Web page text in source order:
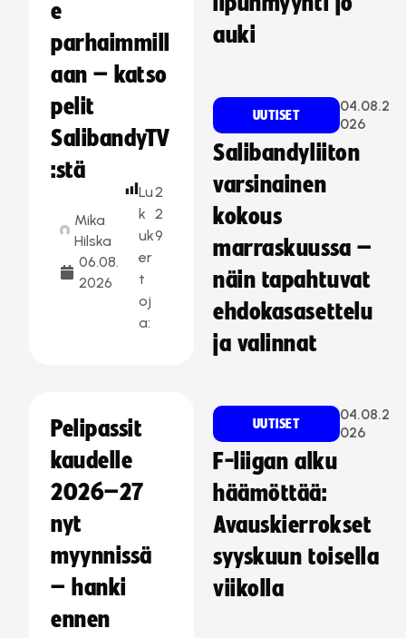
e
parhaimmill
aan – katso
pelit
SalibandyTV
:stä
Mika
Hilska
06.08.
2026
Lu
k
uk
er
t
oj
a:
2
2
9
Pelipassit
kaudelle
2026–27
nyt
myynnissä
– hanki
ennen
auki
UUTISET
04.08.2
026
Salibandyliiton
varsinainen
kokous
marraskuussa –
näin tapahtuvat
ehdokasasettelu
ja valinnat
UUTISET
04.08.2
026
F-liigan alku
häämöttää:
Avauskierrokset
syyskuun toisella
viikolla